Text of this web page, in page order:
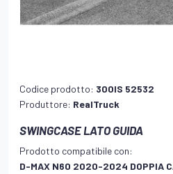
Codice prodotto: 300IS 52532
Produttore: RealTruck
SWINGCASE LATO GUIDA
Prodotto compatibile con:
D-MAX N60 2020-2024 DOPPIA